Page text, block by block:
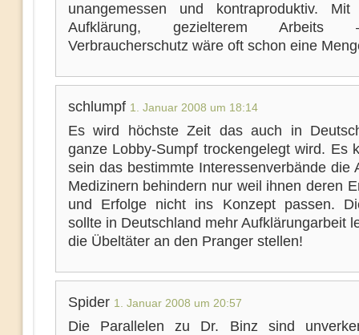
unangemessen und kontraproduktiv. Mit
Aufklärung, gezielterem
Verbraucherschutz wäre oft schon eine
schlumpf 1. Januar 2008 um 18:14
Es wird höchste Zeit das auch in
ganze Lobby-Sumpf trockengelegt wird. Es
sein das bestimmte Interessenverbände die
Medizinern behindern nur weil ihnen deren
und Erfolge nicht ins Konzept passen.
sollte in Deutschland mehr Aufklärungarbeit
die Übeltäter an den Pranger stellen!
Spider 1. Januar 2008 um 20:57
Die Parallelen zu Dr. Binz sind